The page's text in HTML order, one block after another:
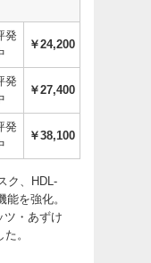
発
￥24,200
発
￥27,400
発
￥38,100
ク、HDL-
を強化。
ツ・あずけ
。